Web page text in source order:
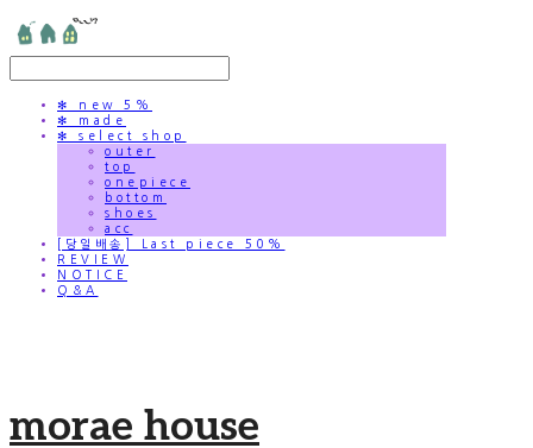
✻ new 5%
✻ made
✻ select shop
outer
top
onepiece
bottom
shoes
acc
[당일배송] Last piece 50%
REVIEW
NOTICE
Q&A
morae house